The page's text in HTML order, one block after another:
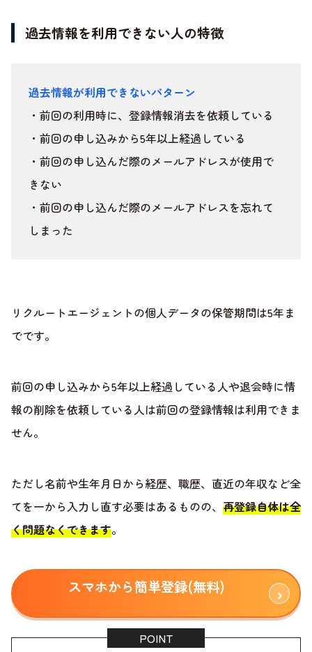
過去情報を利用できない人の特徴
過去情報が利用できないパターン
・前回の利用時に、登録情報消去を依頼している
・前回の申し込みから5年以上経過している
・前回の申し込んだ際のメールアドレスが使用で
きない
・前回の申し込んだ際のメールアドレスを忘れて
しまった
リクルートエージェントの個人データの保管期間は5年ま
でです。
前回の申し込みから5年以上経過している人や退会時に情
報の削除を依頼している人は前回の登録情報は利用できま
せん。
ただし名前や生年月日から経歴、職歴、直近の年収など全
てを一から入力し直す必要はあるものの、 再登録自体は全
く問題なくできます。
スマホから簡単登録(無料)